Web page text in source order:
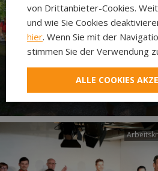
Neuer
Laudato si’
von Drittanbieter-Cookies.
und wie Sie Cookies
hier. Wenn Sie mit der
stimmen Sie der Verwendung
ALLE COOKIES